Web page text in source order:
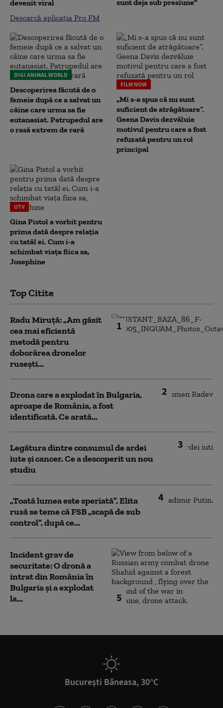
devenit viral
Descarcă aplicația Pro FM
sunt deja sub presiune"
DIGI ANIMAL WORLD
Descoperirea făcută de o
femeie după ce a salvat un
câine care urma sa fie
eutanasiat. Patrupedul are
o rasă extrem de rară
FILM NOW
„Mi s-a spus că nu sunt
suficient de atrăgătoare”.
Geena Davis dezvăluie
motivul pentru care a fost
refuzată pentru un rol
principal
UTV
Gina Pistol a vorbit pentru
prima dată despre relația
cu tatăl ei. Cum i-a
schimbat viața fiica sa,
Josephine
Top Citite
1
Radu Miruță: „Am găsit
cea mai eficientă
metodă pentru
doborârea dronelor
rusești...
2
Drona care a explodat în Bulgaria,
aproape de România, a fost
identificată. Ce arată...
3
Legătura dintre consumul de ardei
iute și cancer. Ce a descoperit un nou
studiu
4
„Toată lumea este speriată”. Elita
rusă se teme că FSB „scapă de sub
control”, după ce...
5
Incident grav de
securitate: O dronă a
intrat din România în
Bulgaria şi a explodat
la...
București Băneasa, 30°C